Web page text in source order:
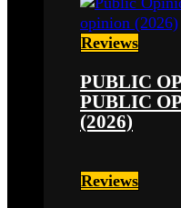
Reviews
PUBLIC
PUBLIC
(2026)
Reviews